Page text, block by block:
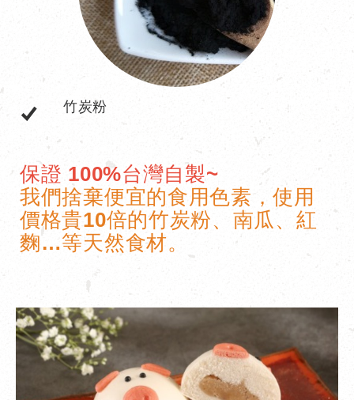
竹炭粉
保證 100%台灣自製~
我們捨棄便宜的食用色素，使用
價格貴10倍的竹炭粉、南瓜、紅
麴…等天然食材。